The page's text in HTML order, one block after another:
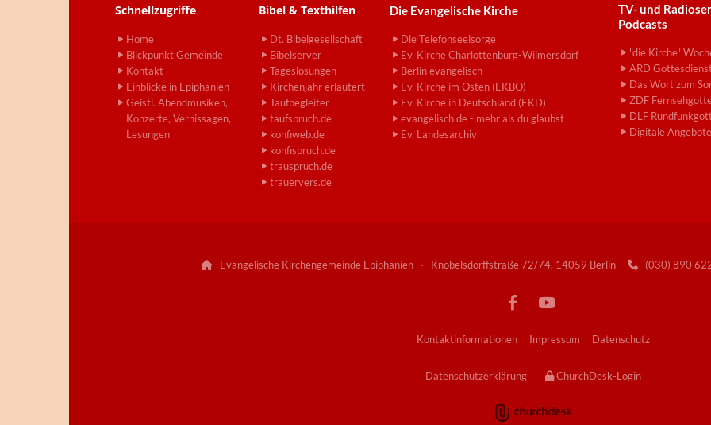
Schnellzugriffe
Home
Blickpunkt Gemeinde
Kontakt
Einblicke in Epiphanien
Geistl. Abendmusiken,
Konzerte, Vernissagen,
Lesungen
Bibel & Texthilfen
Dt. Bibelgesellschaft
Bibelserver
Tageslosungen
Kirchenjahr erläutert
Taufbegleiter
taufspruch.de
konfiweb.de
konfispruch.de
trauspruch.de
trauervers.de
Die Evangelische Kirche
Die Telefonseelsorge
Ev. Kirche Charlottenburg-Wilmersdorf
Berlin evangelisch
Ev. Kirche im Osten (EKBO)
Ev. Kirche in Deutschland (EKD)
evangelisch.de - mehr als du glaubst
Ev. Landesarchiv
TV- und
Podcasts
"die Kirche"
ARD
Das Wort zum
ZDF
DLF
Digitale
Evangelische Kirchengemeinde Epiphanien · Knobelsdorffstraße 72/74, 14059 Berlin (030) 890
Kontaktinformationen Impressum Datenschutz
Datenschutzerklärung ChurchDesk-Login